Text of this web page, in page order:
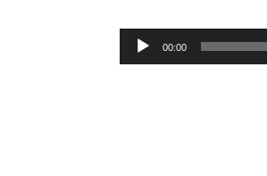
Reproduktor
audiozapisa
00:00